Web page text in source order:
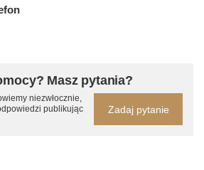
Masz pytania?
niezwłocznie,
publikując
Zadaj pytanie